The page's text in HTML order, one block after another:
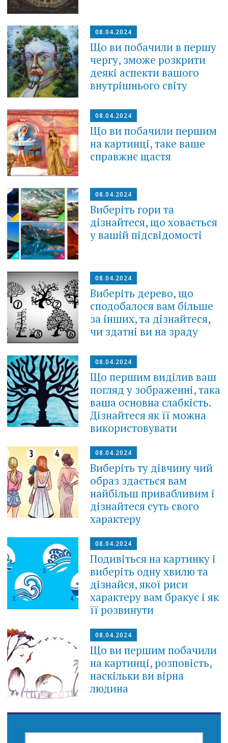
08.04.2024
Що ви побачили в першу
чергу, зможе розкрити
деякі аспекти вашого
внутрішнього світу
08.04.2024
Що ви побачили першим
на картинці, таке ваше
справжнє щастя
08.04.2024
Виберіть гори та
дізнайтеся, що ховається
у вашій підсвідомості
08.04.2024
Виберіть дерево, що
сподобалося вам більше
за інших, та дізнайтеся,
чи здатні ви на зраду
08.04.2024
Що першим виділив ваш
погляд у зображенні, така
ваша основна слабкість.
Дізнайтеся як її можна
використовувати
08.04.2024
Виберіть ту дівчину чий
образ здається вам
найбільш привабливим і
дізнайтеся суть свого
характеру
08.04.2024
Подивіться на картинку і
виберіть одну хвилю та
дізнайся, якої риси
характеру вам бракує і як
її розвинути
08.04.2024
Що ви першим побачили
на картинці, розповість,
наскільки ви вірна
людина